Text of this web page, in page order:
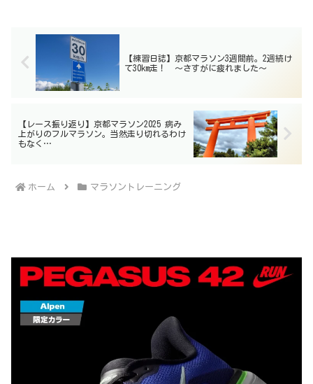
【練習日誌】京都マラソン3週間前。2週続け
て30km走！ 〜さすがに疲れました〜
【レース振り返り】京都マラソン2025 病み
上がりのフルマラソン。当然走り切れるわけ
もなく…
ホーム マラソントレーニング